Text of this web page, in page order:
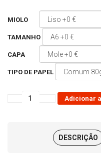
MIOLO
TAMANHO
CAPA
TIPO DE PAPEL
DESCRIÇÃO